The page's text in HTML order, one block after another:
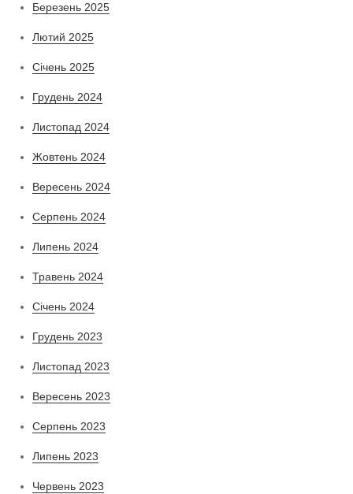
Березень 2025
Лютий 2025
Січень 2025
Грудень 2024
Листопад 2024
Жовтень 2024
Вересень 2024
Серпень 2024
Липень 2024
Травень 2024
Січень 2024
Грудень 2023
Листопад 2023
Вересень 2023
Серпень 2023
Липень 2023
Червень 2023